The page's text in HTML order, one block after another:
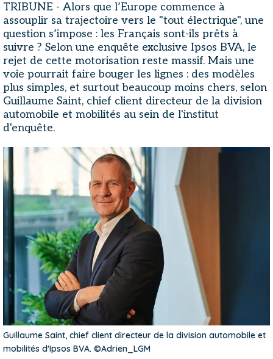
TRIBUNE - Alors que l’Europe commence à
assouplir sa trajectoire vers le "tout électrique", une
question s’impose : les Français sont-ils prêts à
suivre ? Selon une enquête exclusive Ipsos BVA, le
rejet de cette motorisation reste massif. Mais une
voie pourrait faire bouger les lignes : des modèles
plus simples, et surtout beaucoup moins chers, selon
Guillaume Saint, chief client directeur de la division
automobile et mobilités au sein de l'institut
d'enquête.
Guillaume Saint, chief client directeur de la division automobile et
mobilités d'Ipsos BVA. ©Adrien_LGM